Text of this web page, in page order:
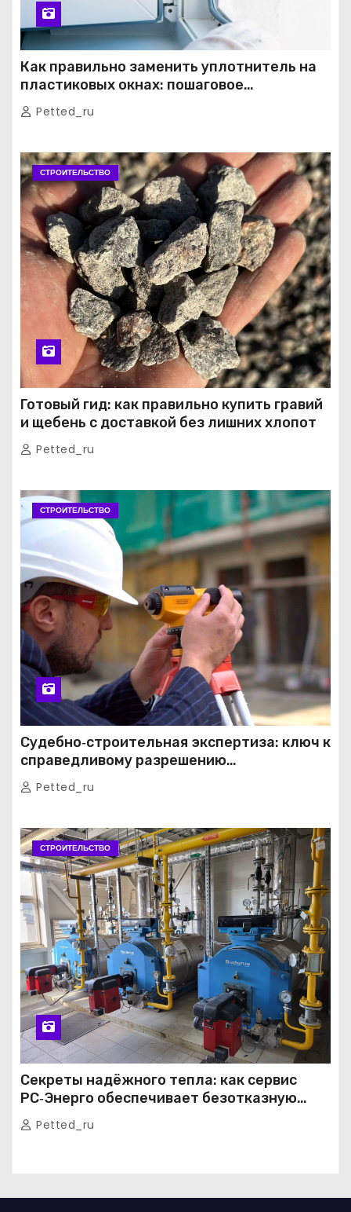
Как правильно заменить уплотнитель на
пластиковых окнах: пошаговое
руководство от экспертов
Petted_ru
СТРОИТЕЛЬСТВО
Готовый гид: как правильно купить гравий
и щебень с доставкой без лишних хлопот
Petted_ru
СТРОИТЕЛЬСТВО
Судебно‑строительная экспертиза: ключ к
справедливому разрешению
строительных споров
Petted_ru
СТРОИТЕЛЬСТВО
Секреты надёжного тепла: как сервис
РС‑Энерго обеспечивает безотказную
работу котельных в Москве и Подмосковье
Petted_ru